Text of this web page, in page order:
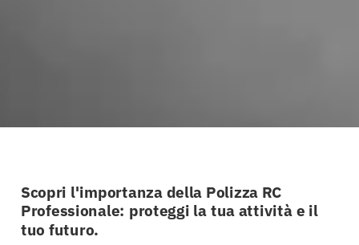
Scopri l'importanza della Polizza RC
Professionale: proteggi la tua attività e il
tuo futuro.